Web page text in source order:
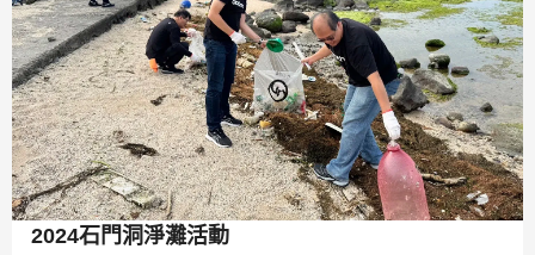
2024石門洞淨灘活動